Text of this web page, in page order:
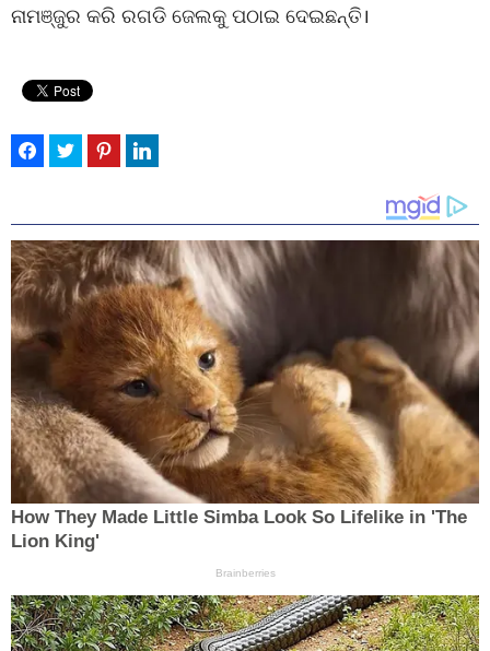
ନାମଞ୍ଜୁର କରି ରଗଡି ଜେଲକୁ ପଠାଇ ଦେଇଛନ୍ତି।